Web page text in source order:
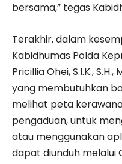
bersama,” tegas
Terakhir, dalam
Kabidhumas Polda
Pricillia Ohei, S.I.K.,
yang membutuhkan
melihat peta
pengaduan, untuk
atau menggunakan
dapat diunduh melalui